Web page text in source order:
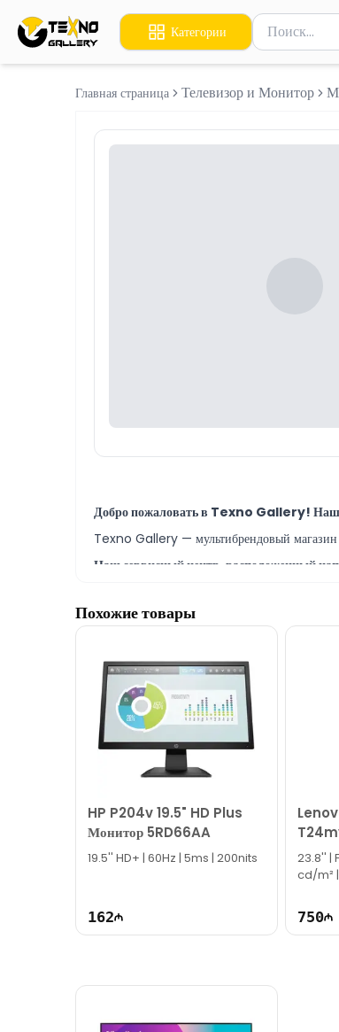
Категории
Поиск товаров
Введите
Главная страница Телевизор и Монитор
Добро пожаловать в Texno Gallery! Наш
Texno Gallery — мультибрендовый магазин
Наш сервисный центр, расположенный
Модель монитор Lenovo ThinkVision
Наш адрес находится всего в 150 метрах от
По всем вопросам как по мониторам, так
Если вам нужна помощь с выбором, наши
Благодарим вас за проявленный интерес
Похожие товары
HP P204v 19.5" HD Plus
Монитор 5RD66AA
19.5'' HD+ | 60Hz | 5ms | 200nits
162
23.8'' |
cd/m² |
750